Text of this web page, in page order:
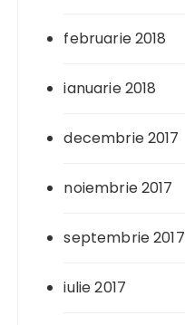
februarie 2018
ianuarie 2018
decembrie 2017
noiembrie 2017
septembrie 2017
iulie 2017